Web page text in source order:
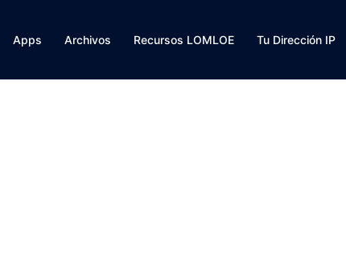
Apps Archivos Recursos LOMLOE Tu Dirección IP